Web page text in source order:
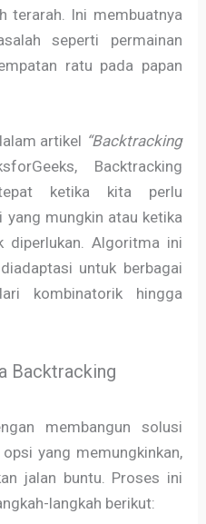
terarah. Ini membuatnya
seperti permainan
ratu pada papan
artikel “Backtracking
Backtracking
ketika kita perlu
yang mungkin atau ketika
Algoritma ini
untuk berbagai
kombinatorik hingga
Backtracking
membangun solusi
yang memungkinkan,
jalan buntu. Proses ini
langkah berikut: